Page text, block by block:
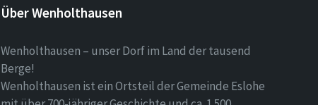
Über Wenholthausen
Wenholthausen – unser Dorf im Land der tausend
Berge!
Wenholthausen ist ein Ortsteil der Gemeinde Eslohe